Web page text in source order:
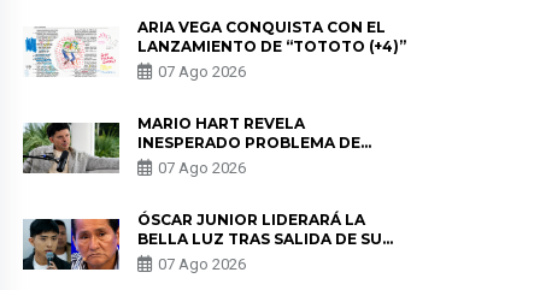
ARIA VEGA CONQUISTA CON EL
LANZAMIENTO DE “TOTOTO (+4)”
07 Ago 2026
MARIO HART REVELA
INESPERADO PROBLEMA DE
SALUD ANTES DE SEPARARSE DE
KORINA: “ME ENCONTRARON UN
07 Ago 2026
ÓSCAR JUNIOR LIDERARÁ LA
BELLA LUZ TRAS SALIDA DE SU
PADRE POR POLÉMICA CON
NALDY SALDAÑA
07 Ago 2026